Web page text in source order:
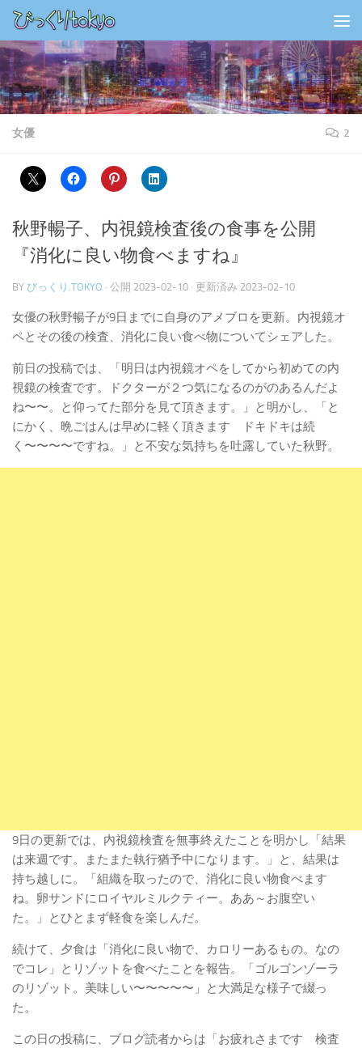
コンテンツの下
女優 2
秋野暢子、内視鏡検査後の食事を公開
『消化に良い物食べますね』
BY びっくり.TOKYO · 公開 2023-02-10 · 更新済み 2023-02-10
女優の秋野暢子が9日までに自身のアメブロを更新。内視鏡オ
ペとその後の検査、消化に良い食べ物についてシェアした。
前日の投稿では、「明日は内視鏡オペをしてから初めての内
視鏡の検査です。ドクターが２つ気になるのがのあるんだよ
ね〜〜。と仰ってた部分を見て頂きます。」と明かし、「と
にかく、晩ごはんは早めに軽く頂きます ドキドキは続
く〜〜〜〜ですね。」と不安な気持ちを吐露していた秋野。
9日の更新では、内視鏡検査を無事終えたことを明かし「結果
は来週です。またまた執行猶予中になります。」と、結果は
持ち越しに。「組織を取ったので、消化に良い物食べます
ね。卵サンドにロイヤルミルクティー。ああ～お腹空い
た。」とひとまず軽食を楽しんだ。
続けて、夕食は「消化に良い物で、カロリーあるもの。なの
でコレ」とリゾットを食べたことを報告。「ゴルゴンゾーラ
のリゾット。美味しい〜〜〜〜〜」と大満足な様子で綴っ
た。
この日の投稿に、ブログ読者からは「お疲れさまです 検査